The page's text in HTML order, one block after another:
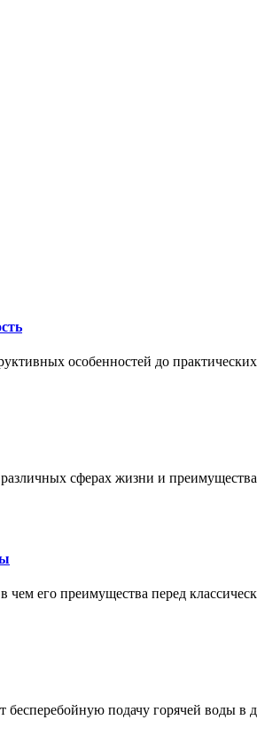
особенностей до
сферах жизни и
чем его преимущества перед
подачу горячей воды в